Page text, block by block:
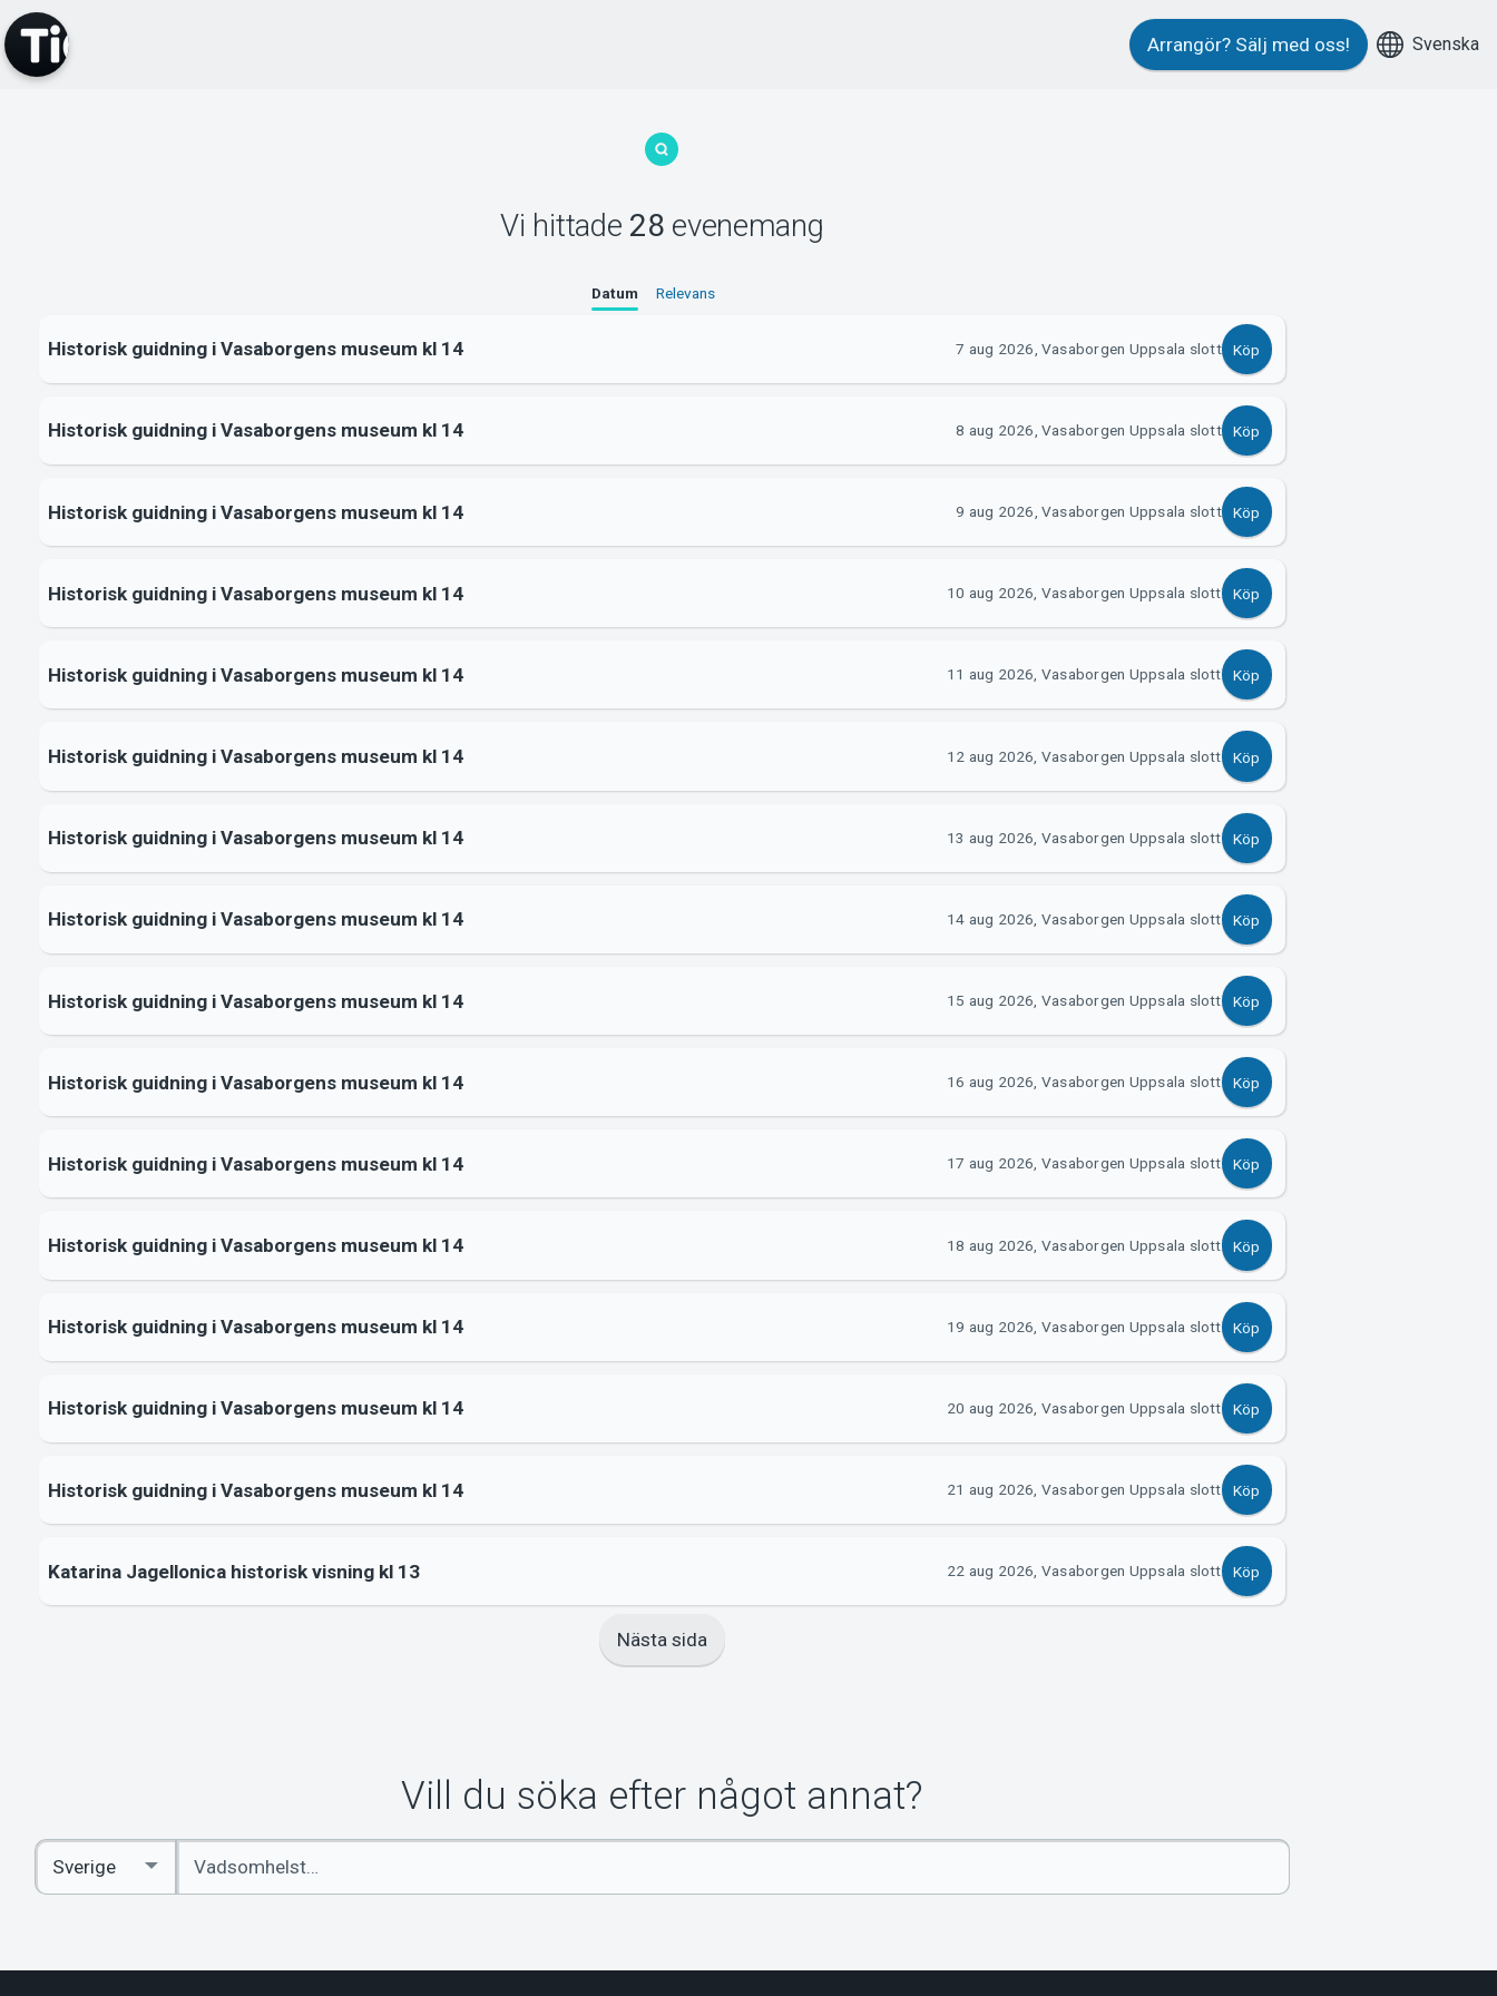
Arrangör? Sälj med oss! Svenska
Vi hittade 28 evenemang
Datum Relevans
Historisk guidning i Vasaborgens museum kl 14 7 aug 2026, Vasaborgen Uppsala slott Köp
Historisk guidning i Vasaborgens museum kl 14 8 aug 2026, Vasaborgen Uppsala slott Köp
Historisk guidning i Vasaborgens museum kl 14 9 aug 2026, Vasaborgen Uppsala slott Köp
Historisk guidning i Vasaborgens museum kl 14 10 aug 2026, Vasaborgen Uppsala slott Köp
Historisk guidning i Vasaborgens museum kl 14 11 aug 2026, Vasaborgen Uppsala slott Köp
Historisk guidning i Vasaborgens museum kl 14 12 aug 2026, Vasaborgen Uppsala slott Köp
Historisk guidning i Vasaborgens museum kl 14 13 aug 2026, Vasaborgen Uppsala slott Köp
Historisk guidning i Vasaborgens museum kl 14 14 aug 2026, Vasaborgen Uppsala slott Köp
Historisk guidning i Vasaborgens museum kl 14 15 aug 2026, Vasaborgen Uppsala slott Köp
Historisk guidning i Vasaborgens museum kl 14 16 aug 2026, Vasaborgen Uppsala slott Köp
Historisk guidning i Vasaborgens museum kl 14 17 aug 2026, Vasaborgen Uppsala slott Köp
Historisk guidning i Vasaborgens museum kl 14 18 aug 2026, Vasaborgen Uppsala slott Köp
Historisk guidning i Vasaborgens museum kl 14 19 aug 2026, Vasaborgen Uppsala slott Köp
Historisk guidning i Vasaborgens museum kl 14 20 aug 2026, Vasaborgen Uppsala slott Köp
Historisk guidning i Vasaborgens museum kl 14 21 aug 2026, Vasaborgen Uppsala slott Köp
Katarina Jagellonica historisk visning kl 13 22 aug 2026, Vasaborgen Uppsala slott Köp
Nästa sida
Vill du söka efter något annat?
Ange
sökord
Select
Country